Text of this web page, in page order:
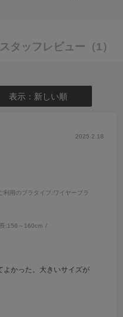
スタッフレビュー （1）
表示：新しい順
2025.2.18
利用のブラタイプ :ワイヤーブラ
:156～160cm
よかった。大きいサイズが